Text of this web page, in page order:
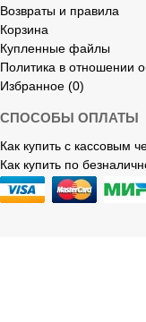
Возвраты и правила
Корзина
Купленные файлы
Политика в отношении
Избранное (0)
СПОСОБЫ ОПЛАТЫ
Как купить с кассовым
Как купить по